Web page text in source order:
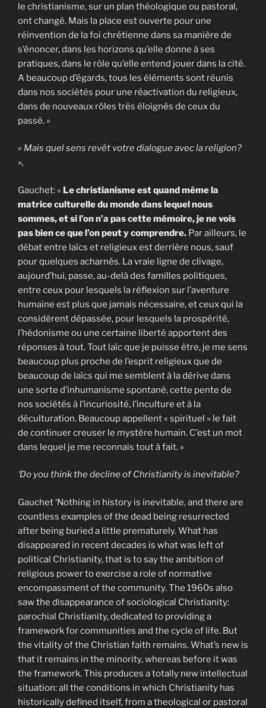
le christianisme, sur un plan théologique ou pastoral,
ont changé. Mais la place est ouverte pour une
réinvention de la foi chrétienne dans sa manière de
s’énoncer, dans les horizons qu’elle donne à ses
pratiques, dans le rôle qu’elle entend jouer dans la cité.
A beaucoup d’égards, tous les éléments sont réunis
dans nos sociétés pour une réactivation du religieux,
dans de nouveaux rôles très éloignés de ceux du
passé. »
« Mais quel sens revêt votre dialogue avec la religion?
»,
Gauchet: « Le christianisme est quand même la
matrice culturelle du monde dans lequel nous
sommes, et si l’on n’a pas cette mémoire, je ne vois
pas bien ce que l’on peut y comprendre. Par ailleurs, le
débat entre laïcs et religieux est derrière nous, sauf
pour quelques acharnés. La vraie ligne de clivage,
aujourd’hui, passe, au-delà des familles politiques,
entre ceux pour lesquels la réflexion sur l’aventure
humaine est plus que jamais nécessaire, et ceux qui la
considèrent dépassée, pour lesquels la prospérité,
l’hédonisme ou une certaine liberté apportent des
réponses à tout. Tout laïc que je puisse être, je me sens
beaucoup plus proche de l’esprit religieux que de
beaucoup de laïcs qui me semblent à la dérive dans
une sorte d’inhumanisme spontané, cette pente de
nos sociétés à l’incuriosité, l’inculture et à la
déculturation. Beaucoup appellent « spirituel » le fait
de continuer creuser le mystère humain. C’est un mot
dans lequel je me reconnais tout à fait. »
‘Do you think the decline of Christianity is inevitable?
Gauchet ‘Nothing in history is inevitable, and there are
countless examples of the dead being resurrected
after being buried a little prematurely. What has
disappeared in recent decades is what was left of
political Christianity, that is to say the ambition of
religious power to exercise a role of normative
encompassment of the community. The 1960s also
saw the disappearance of sociological Christianity:
parochial Christianity, dedicated to providing a
framework for communities and the cycle of life. But
the vitality of the Christian faith remains. What’s new is
that it remains in the minority, whereas before it was
the framework. This produces a totally new intellectual
situation: all the conditions in which Christianity has
historically defined itself, from a theological or pastoral